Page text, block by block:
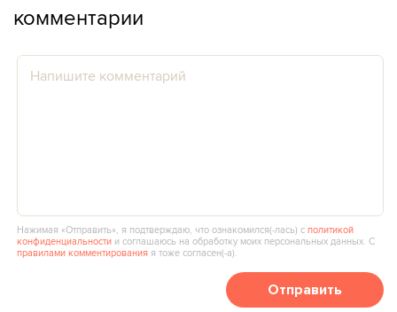
комментарии
Нажимая «Отправить», я подтверждаю, что ознакомился(‑лась) сполитикой
конфиденциальности и соглашаюсь на обработку моих персональных данных. С
правилами комментирования я тоже согласен(‑а).
Отправить